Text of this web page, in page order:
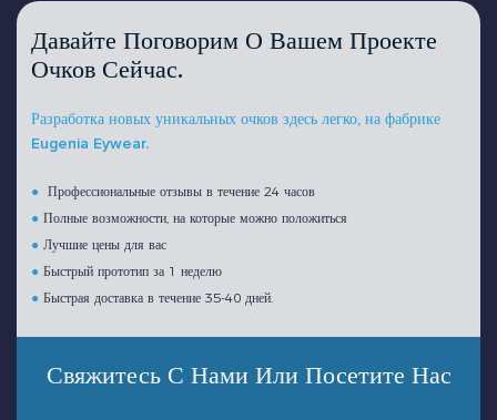
Давайте Поговорим О Вашем Проекте
Очков Сейчас.
Разработка новых уникальных очков здесь легко, на фабрике
Eugenia Eywear.
● Профессиональные отзывы в течение 24 часов
●Полные возможности, на которые можно положиться
●Лучшие цены для вас
●Быстрый прототип за 1 неделю
●Быстрая доставка в течение 35-40 дней.
Свяжитесь С Нами Или Посетите Нас